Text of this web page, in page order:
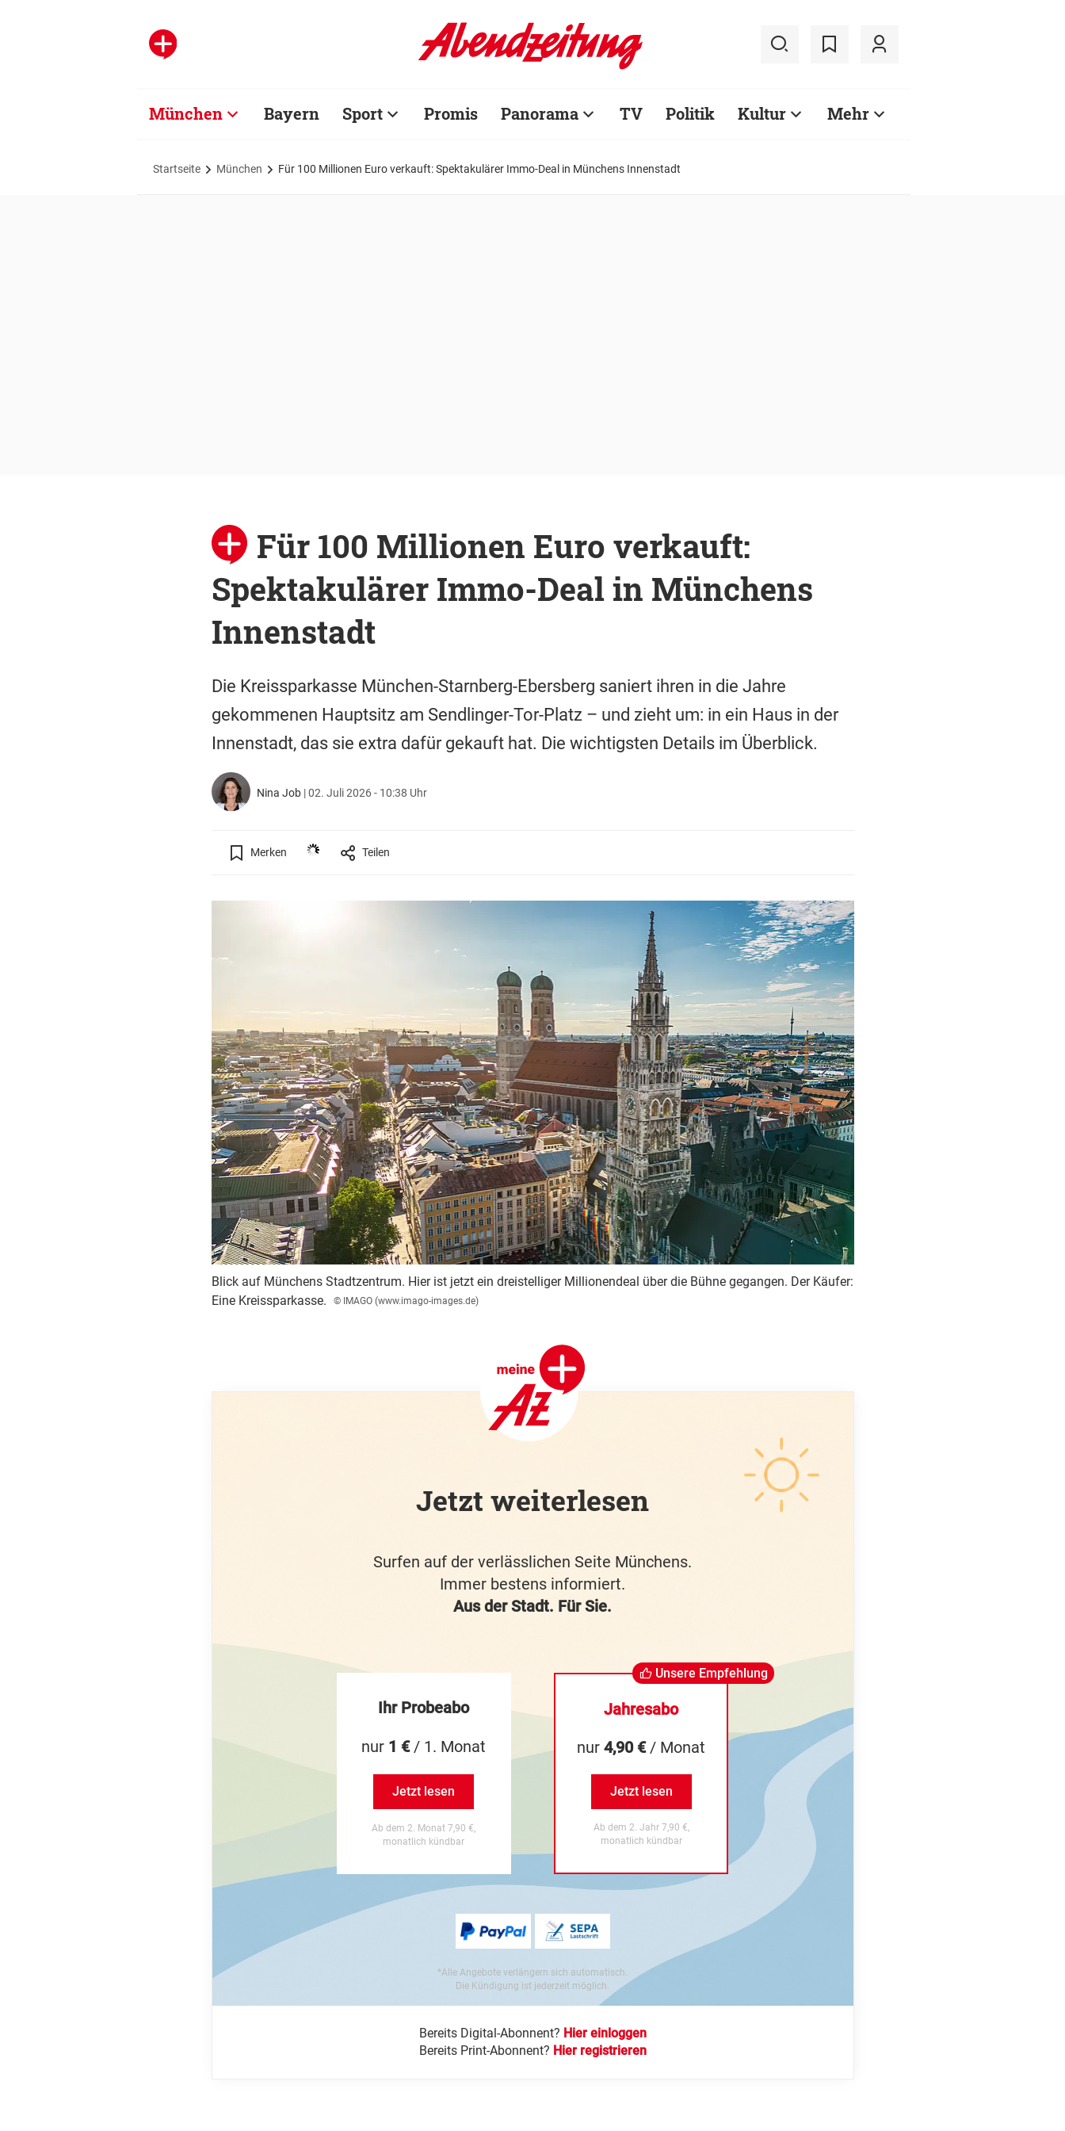
München Bayern Sport Promis Panorama TV Politik Kultur Mehr
Startseite München Für 100 Millionen Euro verkauft: Spektakulärer Immo-Deal in Münchens Innenstadt
Für 100 Millionen Euro verkauft:
Spektakulärer Immo-Deal in Münchens
Innenstadt
Die Kreissparkasse München-Starnberg-Ebersberg saniert ihren in die Jahre
gekommenen Hauptsitz am Sendlinger-Tor-Platz – und zieht um: in ein Haus in der
Innenstadt, das sie extra dafür gekauft hat. Die wichtigsten Details im Überblick.
Nina Job |02. Juli 2026 - 10:38 Uhr
Merken Teilen
Blick auf Münchens Stadtzentrum. Hier ist jetzt ein dreistelliger Millionendeal über die Bühne gegangen. Der Käufer:
Eine Kreissparkasse.
© IMAGO (www.imago-images.de)
Jetzt weiterlesen
Surfen auf der verlässlichen Seite Münchens.
Immer bestens informiert.
Aus der Stadt. Für Sie.
Ihr Probeabo
nur 1 €/ 1. Monat
Jetzt lesen
Ab dem 2. Monat 7,90 €,
monatlich kündbar
Unsere Empfehlung
Jahresabo
nur4,90 €/ Monat
Jetzt lesen
Ab dem 2. Jahr 7,90 €,
monatlich kündbar
*Alle Angebote verlängern sich automatisch.
Die Kündigung ist jederzeit möglich.
Bereits Digital-Abonnent? Hier einloggen
Bereits Print-Abonnent? Hier registrieren